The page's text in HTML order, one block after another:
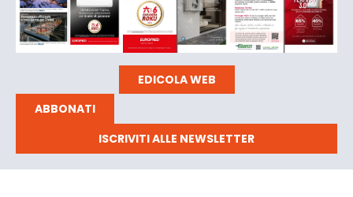
EDICOLA WEB
ABBONATI
ISCRIVITI ALLE NEWSLETTER